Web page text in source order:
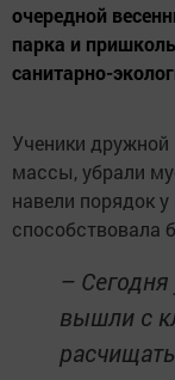
очередной
парка и
санитарно-
Ученики
массы, убрали
навели порядок
способствовала
–
вышли с